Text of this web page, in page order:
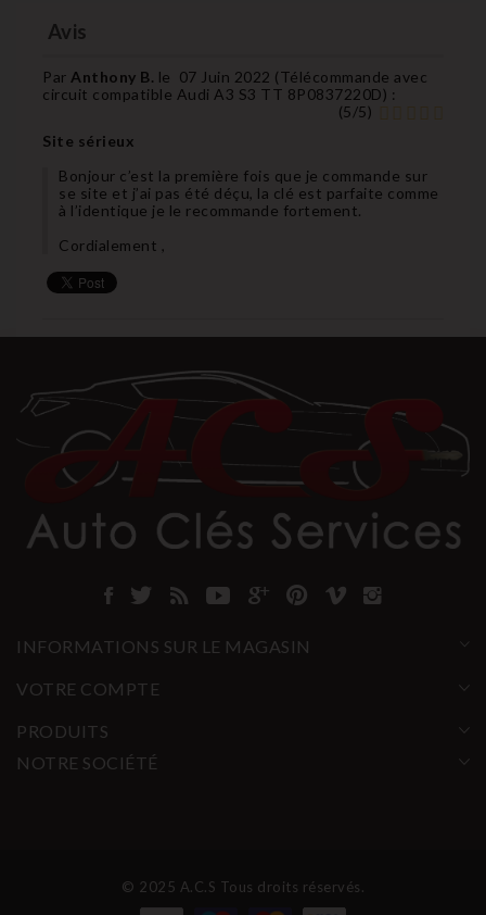
Avis
Par Anthony B. le 07 Juin 2022 (Télécommande avec
circuit compatible Audi A3 S3 TT 8P0837220D) :
(5/5)
Site sérieux
Bonjour c’est la première fois que je commande sur
se site et j’ai pas été déçu, la clé est parfaite comme
à l’identique je le recommande fortement.
Cordialement ,
INFORMATIONS SUR LE MAGASIN
VOTRE COMPTE
PRODUITS
NOTRE SOCIÉTÉ
© 2025 A.C.S Tous droits réservés.